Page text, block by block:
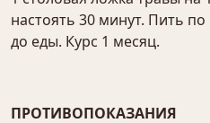
настоять 30 минут. Пить
до еды. Курс 1 месяц.
ПРОТИВОПОКАЗАНИЯ